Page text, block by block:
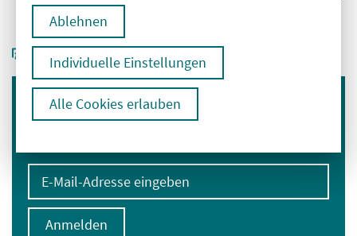
Ablehnen
Individuelle Einstellungen
Alle Cookies erlauben
Immer informiert bleiben
E-Mail-Adresse eingeben
Anmelden